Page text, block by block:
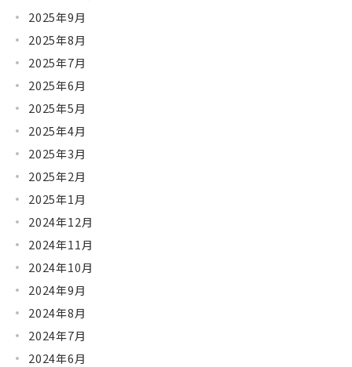
2025年9月
2025年8月
2025年7月
2025年6月
2025年5月
2025年4月
2025年3月
2025年2月
2025年1月
2024年12月
2024年11月
2024年10月
2024年9月
2024年8月
2024年7月
2024年6月